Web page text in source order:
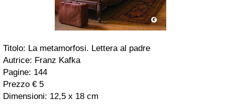
Titolo: La metamorfosi. Lettera al padre
Autrice: Franz Kafka
Pagine: 144
Prezzo € 5
Dimensioni: 12,5 x 18 cm